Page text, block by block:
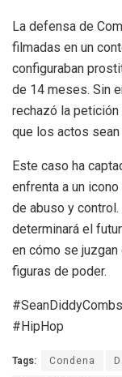
La defensa de
filmadas en un
configuraban
de 14 meses. Sin
rechazó la petición
que los actos sean
Este caso ha
enfrenta a un
de abuso y
determinará el
en cómo se
figuras de poder.
#HipHop
Tags: Condena